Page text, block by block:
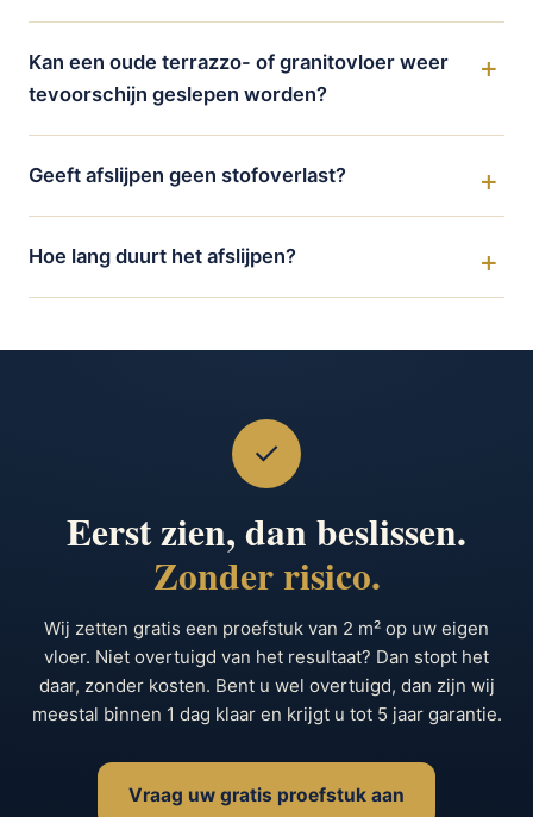
Kan een oude terrazzo- of granitovloer weer
tevoorschijn geslepen worden?
Geeft afslijpen geen stofoverlast?
Hoe lang duurt het afslijpen?
✓
Eerst zien, dan beslissen.
Zonder risico.
Wij zetten gratis een proefstuk van 2 m² op uw eigen
vloer. Niet overtuigd van het resultaat? Dan stopt het
daar, zonder kosten. Bent u wel overtuigd, dan zijn wij
meestal binnen 1 dag klaar en krijgt u tot 5 jaar garantie.
Vraag uw gratis proefstuk aan